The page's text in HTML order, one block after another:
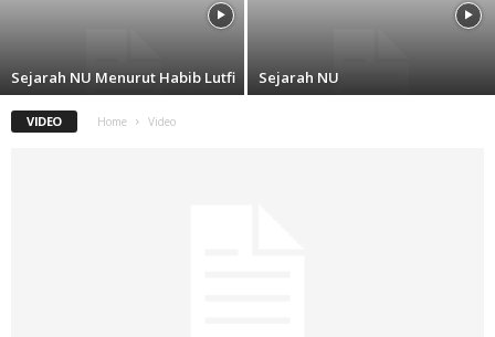
Sejarah NU Menurut Habib Lutfi Sejarah NU
VIDEO Home Video